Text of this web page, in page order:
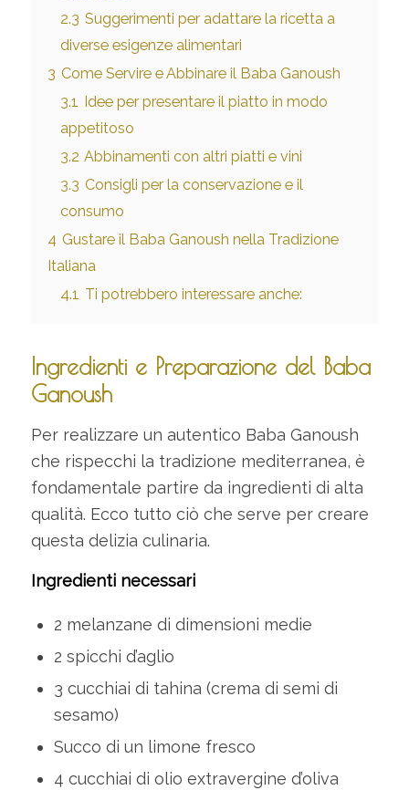
2.3 Suggerimenti per adattare la ricetta a
diverse esigenze alimentari
3 Come Servire e Abbinare il Baba Ganoush
3.1 Idee per presentare il piatto in modo
appetitoso
3.2 Abbinamenti con altri piatti e vini
3.3 Consigli per la conservazione e il
consumo
4 Gustare il Baba Ganoush nella Tradizione
Italiana
4.1 Ti potrebbero interessare anche:
Ingredienti e Preparazione del Baba
Ganoush
Per realizzare un autentico Baba Ganoush
che rispecchi la tradizione mediterranea, è
fondamentale partire da ingredienti di alta
qualità. Ecco tutto ciò che serve per creare
questa delizia culinaria.
Ingredienti necessari
2 melanzane di dimensioni medie
2 spicchi d’aglio
3 cucchiai di tahina (crema di semi di
sesamo)
Succo di un limone fresco
4 cucchiai di olio extravergine d’oliva